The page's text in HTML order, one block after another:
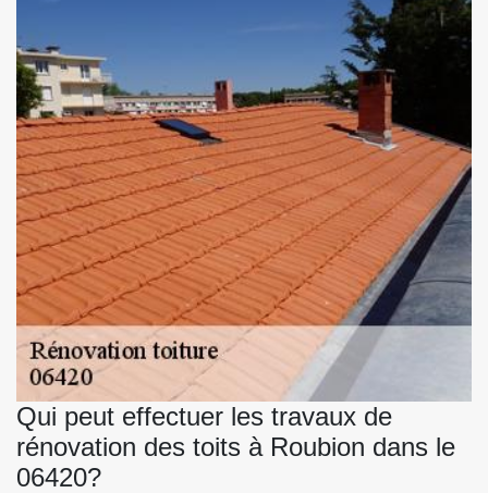
Qui peut effectuer les travaux de
rénovation des toits à Roubion dans le
06420?